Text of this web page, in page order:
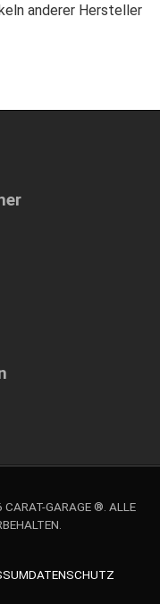
anderer Hersteller
GARAGE ®. ALLE
DATENSCHUTZ